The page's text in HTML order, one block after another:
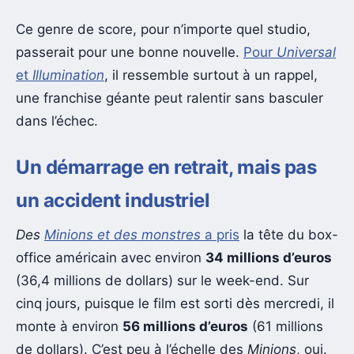
Ce genre de score, pour n’importe quel studio,
passerait pour une bonne nouvelle. Pour Universal
et Illumination, il ressemble surtout à un rappel,
une franchise géante peut ralentir sans basculer
dans l’échec.
Un démarrage en retrait, mais pas
un accident industriel
Des Minions et des monstres a pris la tête du box-
office américain avec environ 34 millions d’euros
(36,4 millions de dollars) sur le week-end. Sur
cinq jours, puisque le film est sorti dès mercredi, il
monte à environ 56 millions d’euros (61 millions
de dollars). C’est peu à l’échelle des Minions, oui.